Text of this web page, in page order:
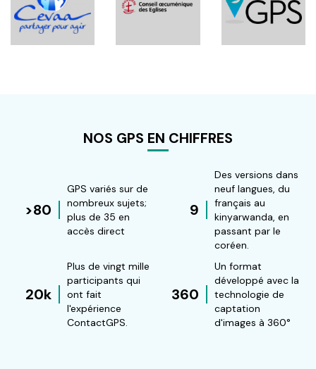
NOS GPS EN CHIFFRES
>80
GPS variés sur de
nombreux sujets;
plus de 35 en
accès direct
9
Des versions dans
neuf langues, du
français au
kinyarwanda, en
passant par le
coréen.
20k
Plus de vingt mille
participants qui
ont fait
l'expérience
ContactGPS.
360
Un format
développé avec la
technologie de
captation
d'images à 360°